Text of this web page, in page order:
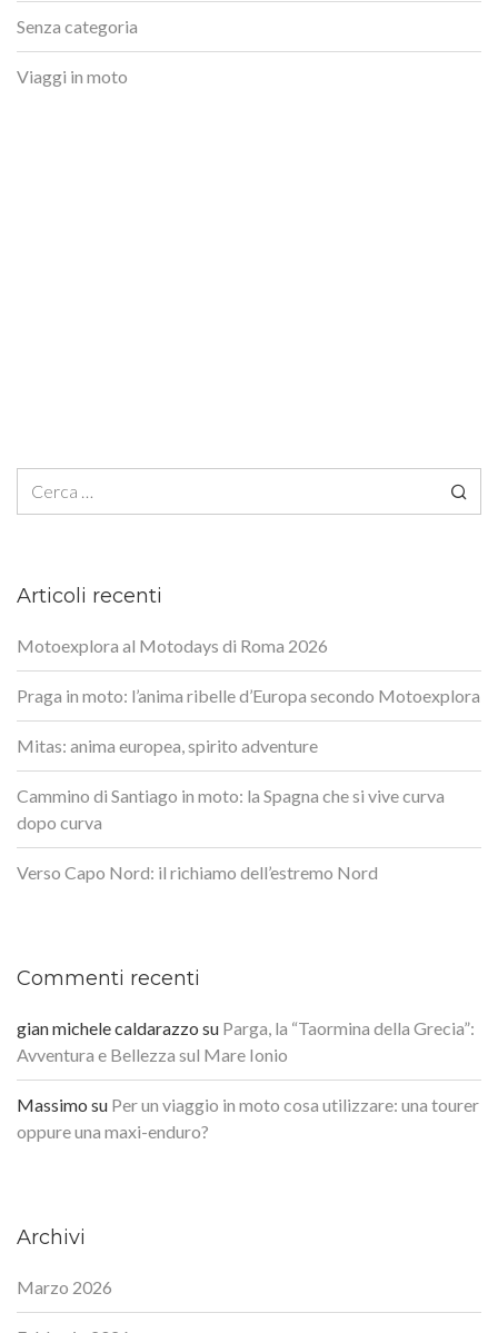
Senza categoria
Viaggi in moto
Ricerca per:
Articoli recenti
Motoexplora al Motodays di Roma 2026
Praga in moto: l’anima ribelle d’Europa secondo Motoexplora
Mitas: anima europea, spirito adventure
Cammino di Santiago in moto: la Spagna che si vive curva
dopo curva
Verso Capo Nord: il richiamo dell’estremo Nord
Commenti recenti
gian michele caldarazzo su Parga, la “Taormina della Grecia”:
Avventura e Bellezza sul Mare Ionio
Massimo su Per un viaggio in moto cosa utilizzare: una tourer
oppure una maxi-enduro?
Archivi
Marzo 2026